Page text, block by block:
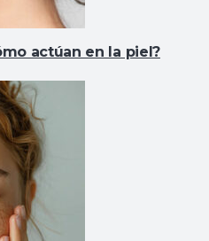
actúan en la piel?